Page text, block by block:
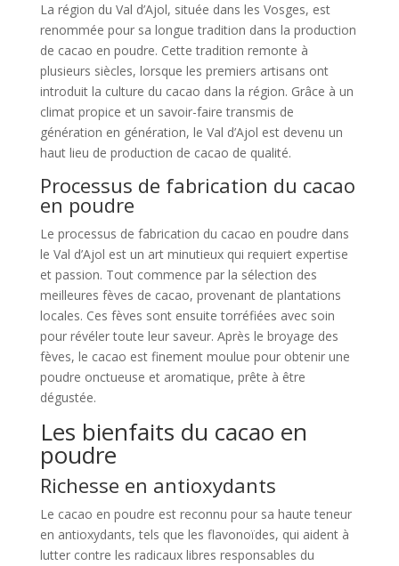
La région du Val d’Ajol, située dans les Vosges, est
renommée pour sa longue tradition dans la production
de cacao en poudre. Cette tradition remonte à
plusieurs siècles, lorsque les premiers artisans ont
introduit la culture du cacao dans la région. Grâce à un
climat propice et un savoir-faire transmis de
génération en génération, le Val d’Ajol est devenu un
haut lieu de production de cacao de qualité.
Processus de fabrication du cacao
en poudre
Le processus de fabrication du cacao en poudre dans
le Val d’Ajol est un art minutieux qui requiert expertise
et passion. Tout commence par la sélection des
meilleures fèves de cacao, provenant de plantations
locales. Ces fèves sont ensuite torréfiées avec soin
pour révéler toute leur saveur. Après le broyage des
fèves, le cacao est finement moulue pour obtenir une
poudre onctueuse et aromatique, prête à être
dégustée.
Les bienfaits du cacao en
poudre
Richesse en antioxydants
Le cacao en poudre est reconnu pour sa haute teneur
en antioxydants, tels que les flavonoïdes, qui aident à
lutter contre les radicaux libres responsables du